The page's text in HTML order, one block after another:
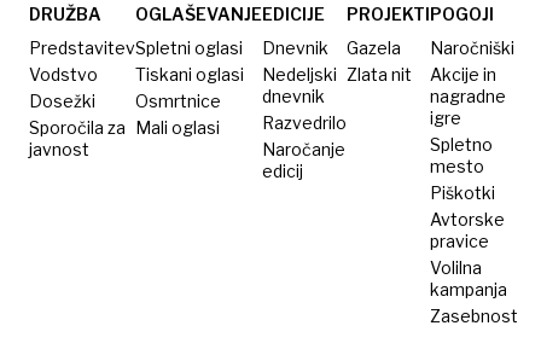
ki
daje
prednost
zasebnosti
chroma
krivijo
umetno
inteligenco?
DRUŽBA
Predstavitev
Vodstvo
Dosežki
Sporočila za
javnost
OGLAŠEVANJE
Spletni oglasi
Tiskani oglasi
Osmrtnice
Mali oglasi
EDICIJE
Dnevnik
Nedeljski
dnevnik
Razvedrilo
Naročanje
edicij
PROJEKTI
Gazela
Zlata nit
POGOJI
Naročniški
Akcije in
nagradne
igre
Spletno
mesto
Piškotki
Avtorske
pravice
Volilna
kampanja
Zasebnost